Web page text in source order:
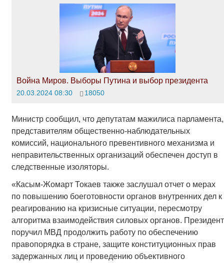
Война Миров. Выборы Путина и выбор президента
20.03.2024 08:30 18050
Министр сообщил, что депутатам мажилиса парламента,
представителям общественно-наблюдательных
комиссий, национального превентивного механизма и
неправительственных организаций обеспечен доступ в
следственные изоляторы.
«Касым-Жомарт Токаев также заслушал отчет о мерах
по повышению боеготовности органов внутренних дел к
реагированию на кризисные ситуации, пересмотру
алгоритма взаимодействия силовых органов. Президент
поручил МВД продолжить работу по обеспечению
правопорядка в стране, защите конституционных прав
задержанных лиц и проведению объективного